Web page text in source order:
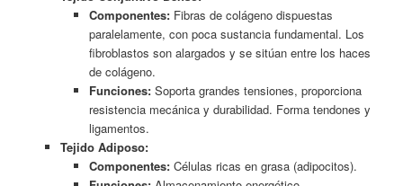
Componentes: Fibras de colágeno dispuestas
paralelamente, con poca sustancia fundamental. Los
fibroblastos son alargados y se sitúanentre los haces
de colágeno.
Funciones: Soporta grandes tensiones, proporciona
resistencia mecánica y durabilidad. Forma tendones y
ligamentos.
Tejido Adiposo:
Componentes: Células ricas en grasa (adipocitos).